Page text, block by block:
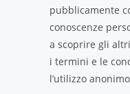
pubblicamente
conoscenze
a scoprire gli
i termini e le
l’utilizzo